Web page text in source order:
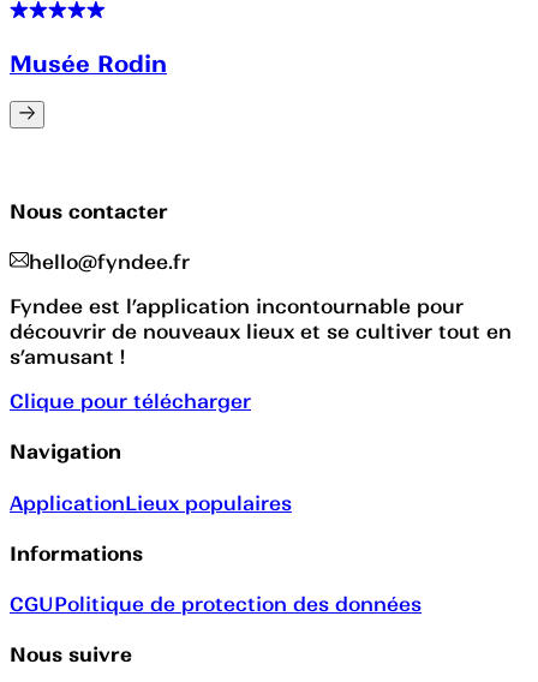
Musée Rodin
Nous contacter
hello@fyndee.fr
Fyndee est l’application incontournable pour
découvrir de nouveaux lieux et se cultiver tout en
s’amusant !
Clique pour télécharger
Navigation
ApplicationLieux populaires
Informations
CGUPolitique de protection des données
Nous suivre